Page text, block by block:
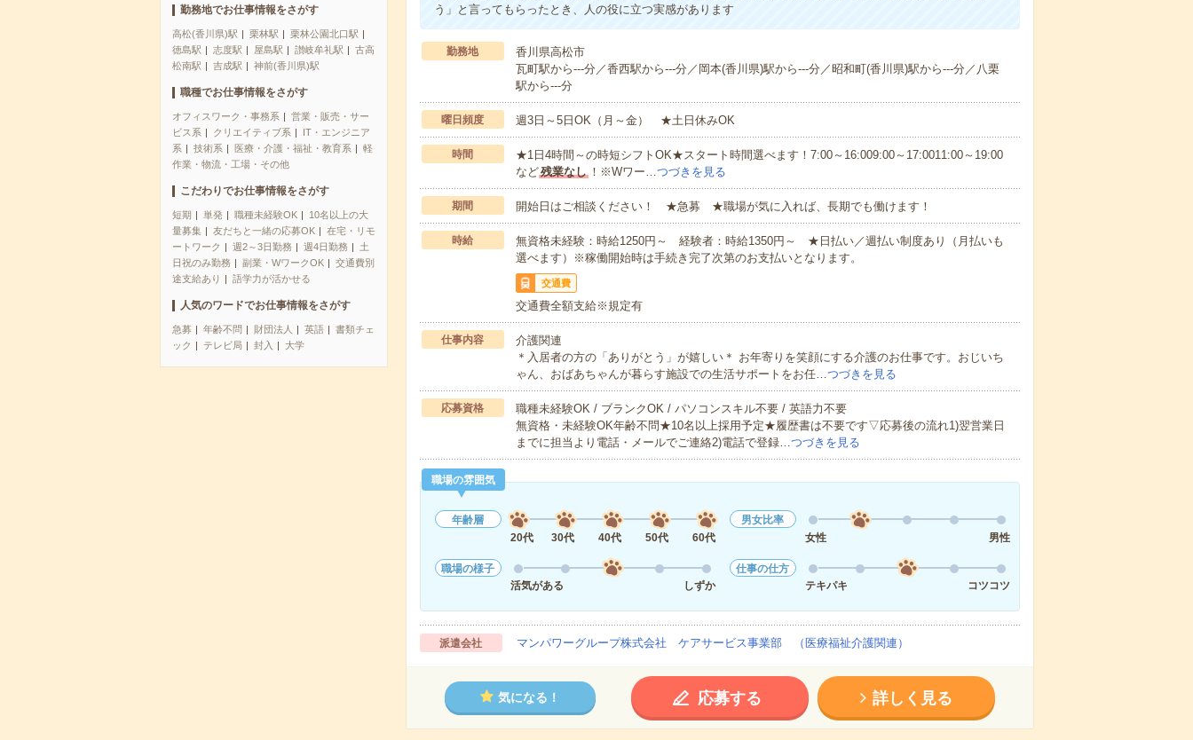
勤務地でお仕事情報をさがす
高松(香川県)駅 栗林駅
栗林公園北口駅
徳島駅
志度駅 屋島駅 讃岐牟礼駅
古高
松南駅
吉成駅 神前(香川県)駅
職種でお仕事情報をさがす
オフィスワーク・事務系
営業・販売・サー
ビス系
クリエイティブ系
IT・エンジニア
系
技術系 医療・介護・福祉・教育系
軽
作業・物流・工場・その他
こだわりでお仕事情報をさがす
短期 単発 職種未経験OK
10名以上の大
量募集
友だちと一緒の応募OK
在宅・リモ
ートワーク
週2～3日勤務 週4日勤務
土
日祝のみ勤務
副業・WワークOK
交通費別
途支給あり
語学力が活かせる
人気のワードでお仕事情報をさがす
急募 年齢不問 財団法人 英語
書類チェ
ック
テレビ局 封入 大学
う」と言ってもらったとき、人の役に立つ実感があります
勤務地
香川県高松市
瓦町駅から---分／香西駅から---分／岡本(香川県)駅から---分／昭和町(香川県)駅から---分／八栗
駅から---分
曜日頻度 週3日～5日OK（月～金） ★土日休みOK
時間
★1日4時間～の時短シフトOK★スタート時間選べます！7:00～16:009:00～17:0011:00～19:00
など残業なし！※Wワー…つづきを見る
期間 開始日はご相談ください！ ★急募 ★職場が気に入れば、長期でも働けます！
時給
無資格未経験：時給1250円～ 経験者：時給1350円～ ★日払い／週払い制度あり（月払いも
選べます）※稼働開始時は手続き完了次第のお支払いとなります。
交通費
交通費全額支給※規定有
仕事内容
介護関連
＊入居者の方の「ありがとう」が嬉しい＊ お年寄りを笑顔にする介護のお仕事です。おじいち
ゃん、おばあちゃんが暮らす施設での生活サポートをお任…つづきを見る
応募資格
職種未経験OK / ブランクOK / パソコンスキル不要 / 英語力不要
無資格・未経験OK年齢不問★10名以上採用予定★履歴書は不要です▽応募後の流れ1)翌営業日
までに担当より電話・メールでご連絡2)電話で登録…つづきを見る
職場の雰囲気
年齢層
20代
30代 40代 50代 60代
男女比率
女性
男性
職場の様子
活気がある
しずか
仕事の仕方
テキパキ
コツコツ
派遣会社 マンパワーグループ株式会社 ケアサービス事業部 （医療福祉介護関連）
気になる！ 応募する 詳しく見る